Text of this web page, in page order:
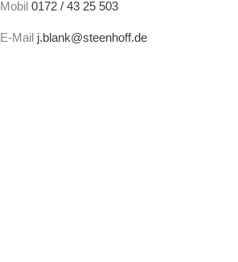
Mobil 0172 / 43 25 503
E-Mail j.blank@steenhoff.de